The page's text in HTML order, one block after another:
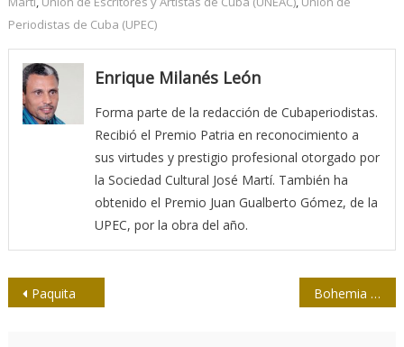
Periodistas de Cuba (UPEC)
Enrique Milanés León
Forma parte de la redacción de Cubaperiodistas.
Recibió el Premio Patria en reconocimiento a
sus virtudes y prestigio profesional otorgado por
la Sociedad Cultural José Martí. También ha
obtenido el Premio Juan Gualberto Gómez, de la
UPEC, por la obra del año.
Navegación
Paquita Bohemia marcó un antes y un después